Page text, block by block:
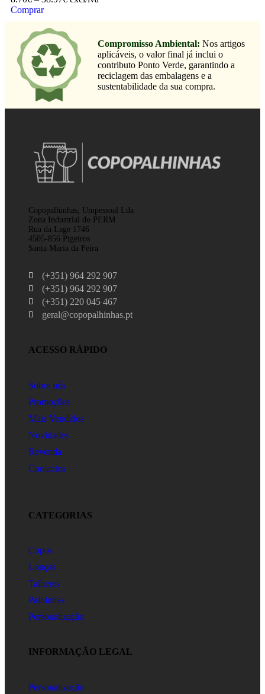
Comprar
Compromisso Ambiental: Nos artigos
aplicáveis, o valor final já inclui o
contributo Ponto Verde, garantindo a
reciclagem das embalagens e a
sustentabilidade da sua compra.
Copopalhinhas, Unipessoal Lda
Zona Industrial do PERM
Rua da Lage 1746
4505-856 Pigeiros
Santa Maria da Feira
(+351) 964 292 907
(+351) 964 292 907
(+351) 220 045 467
geral@copopalhinhas.pt
ACESSO RÁPIDO
Sobre nós
Promoções
Mais Vendidos
Novidades
Revenda
Contactos
CATEGORIAS
Copos
Louças
Talheres
Palhinhas
Personalização
INFORMAÇÃO LEGAL
Personalização